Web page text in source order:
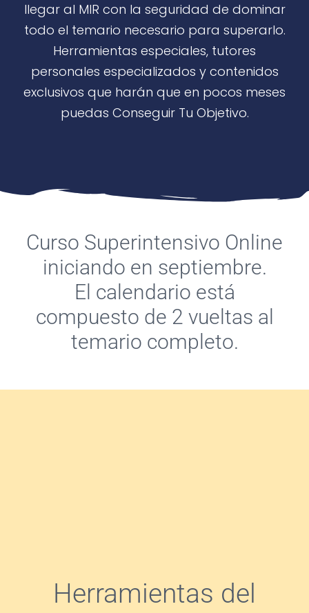
llegar al MIR con la seguridad de dominar
todo el temario necesario para superarlo.
Herramientas especiales, tutores
personales especializados y contenidos
exclusivos que harán que en pocos meses
puedas Conseguir Tu Objetivo.
Curso Superintensivo Online
iniciando en septiembre.
El calendario está
compuesto de 2 vueltas al
temario completo.
Herramientas del